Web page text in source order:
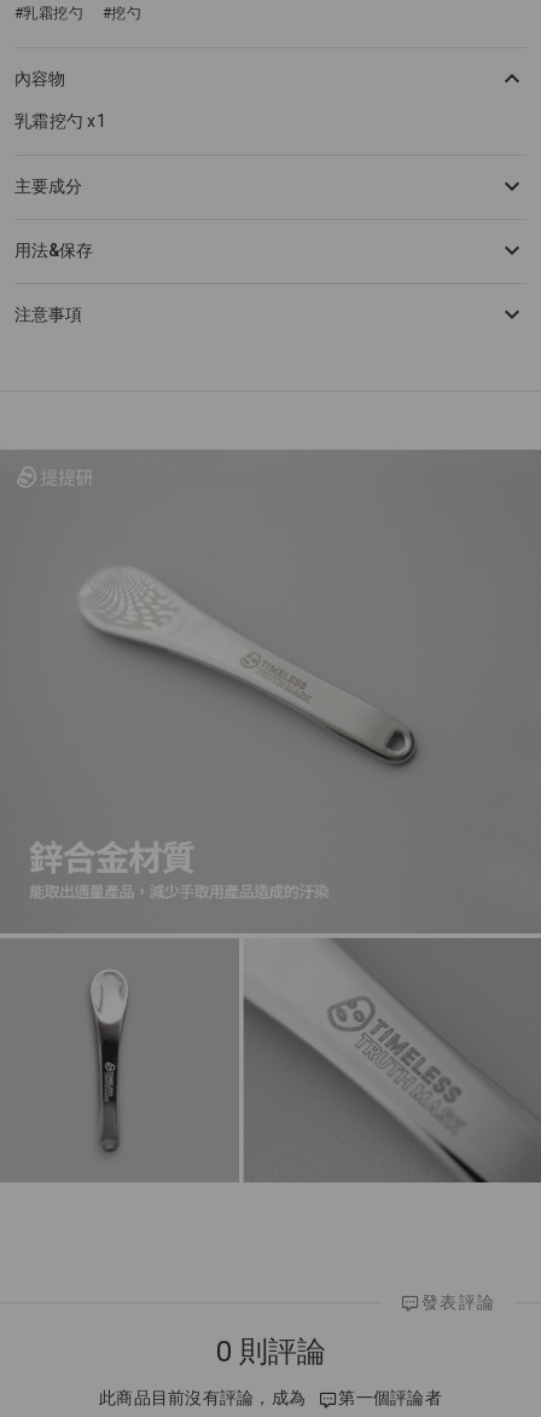
#乳霜挖勺 #挖勺
內容物
乳霜挖勺 x1
主要成分
用法&保存
注意事項
0 則評論
發表評論
此商品目前沒有評論，成為 第一個評論者